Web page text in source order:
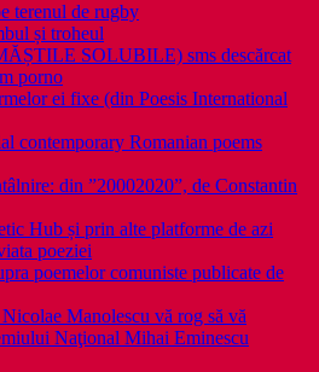
terenul de rugby
și troheul
SOLUBILE) sms descărcat
porno
ei fixe (din Poesis International
contemporary Romanian poems
din ”20002020”, de Constantin
Hub și prin alte platforme de azi
poeziei
poemelor comuniste publicate de
Manolescu vă rog să vă
Naţional Mihai Eminescu